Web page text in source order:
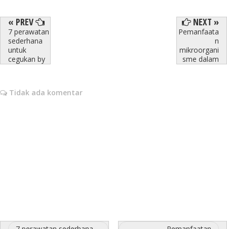
« PREV
7 perawatan
sederhana
untuk
cegukan by
NEXT »
Pemanfaata
n
mikroorgani
sme dalam
Tidak ada komentar